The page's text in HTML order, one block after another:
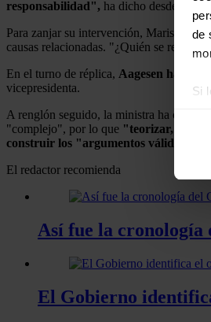
de
Si
y
responsabilidad", ha dicho desde
Para zanjar su intervención, Mariscal ha
causas relacionadas. "¿Quién se
En el turno de réplica, Aagesen ha
vicepresidenta.
A renglón seguido, la ministra ha
"complejo", por lo que "teorizar, lanzar
construir los "argumentos válidos".
El redactor recomienda
Así fue la cronología
El Gobierno